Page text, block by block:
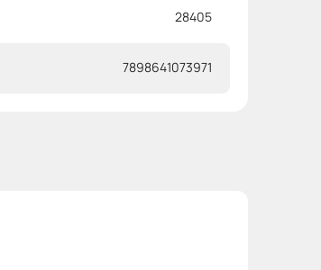
28405
7898641073971